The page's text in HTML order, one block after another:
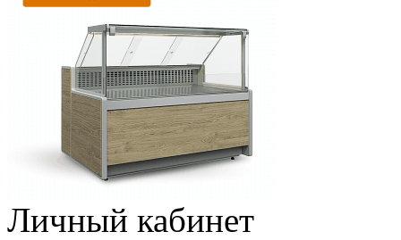
Личный кабинет